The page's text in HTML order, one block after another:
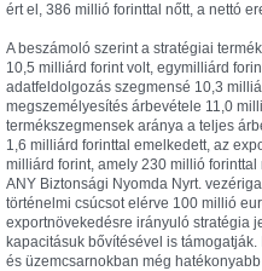
ért el, 386 millió forinttal nőtt, a nettó
A beszámoló szerint a stratégiai
10,5 milliárd forint volt, egymilliárd
adatfeldolgozás szegmensé 10,3
megszemélyesítés árbevétele 11,0
termékszegmensek aránya a teljes
1,6 milliárd forinttal emelkedett, az
milliárd forint, amely 230 millió
ANY Biztonsági Nyomda Nyrt.
történelmi csúcsot elérve 100 millió
exportnövekedésre irányuló stratégia
kapacitásuk bővítésével is
és üzemcsarnokban még